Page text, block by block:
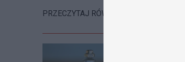
PRZECZYTAJ RÓWNIEŻ: